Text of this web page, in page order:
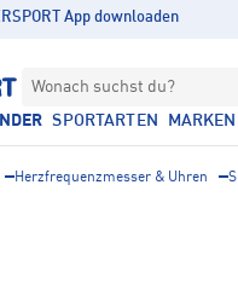
App downloaden
Wonach suchst du?
SPORTARTEN MARKEN
Herzfrequenzmesser & Uhren